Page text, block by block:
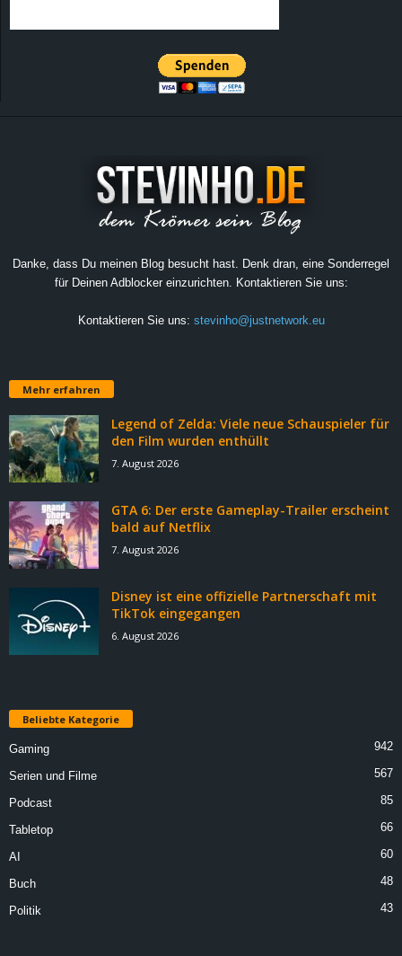
Danke, dass Du meinen Blog besucht hast. Denk dran, eine Sonderregel
für Deinen Adblocker einzurichten. Kontaktieren Sie uns:
Kontaktieren Sie uns: stevinho@justnetwork.eu
Mehr erfahren
Legend of Zelda: Viele neue Schauspieler für
den Film wurden enthüllt
7. August 2026
GTA 6: Der erste Gameplay-Trailer erscheint
bald auf Netflix
7. August 2026
Disney ist eine offizielle Partnerschaft mit
TikTok eingegangen
6. August 2026
Beliebte Kategorie
Gaming 942
Serien und Filme 567
Podcast 85
Tabletop 66
AI 60
Buch 48
Politik 43